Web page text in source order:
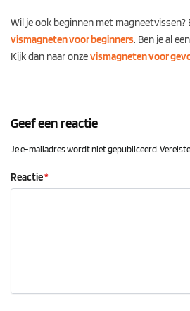
Wil je ook beginnen met magneetvissen?
vismagneten voor beginners. Ben je al
Kijk dan naar onzevismagneten voor
Geef een reactie
Je e-mailadres wordt niet gepubliceerd.
Reactie*